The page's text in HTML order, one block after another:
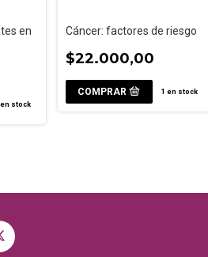
en
en stock
Cáncer: factores de riesgo
$22.000,00
1 en stock